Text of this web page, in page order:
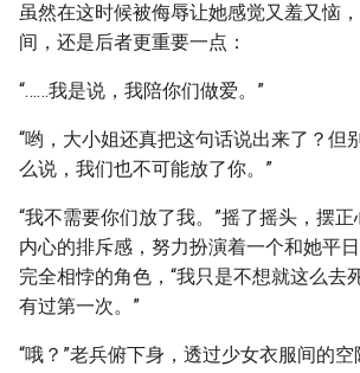
虽然在这时候被侮辱让她感觉又羞又恼
间，还是后者更重要一点：
“……我是说，我陪你们做爱。”
“哟，大小姐还真把这句话说出来了？但
么说，我们也不可能放了你。”
“我不需要你们放了我。”摇了摇头，摆
内心的排斥感，努力扮演着一个和她平
完全相悖的角色，“我只是不想就这么去
有过第一次。”
“哦？”老兵俯下身，透过少女衣服间的